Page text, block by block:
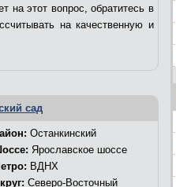
на этот вопрос, обратитесь в
на качественную и
сад
Останкинский
Ярославское шоссе
ВДНХ
Северо-Восточный